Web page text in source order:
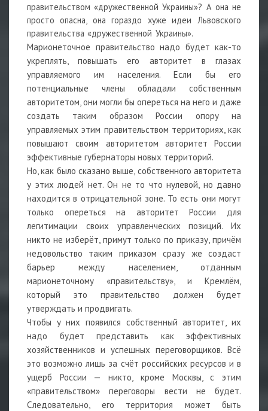
правительством «дружественной Украины»? А она не
просто опасна, она гораздо хуже идеи Львовского
правительства «дружественной Украины».
Марионеточное правительство надо будет как-то
укреплять, повышать его авторитет в глазах
управляемого им населения. Если бы его
потенциальные члены обладали собственным
авторитетом, они могли бы опереться на него и даже
создать таким образом России опору на
управляемых этим правительством территориях, как
повышают своим авторитетом авторитет России
эффективные губернаторы новых территорий.
Но, как было сказано выше, собственного авторитета
у этих людей нет. Он не то что нулевой, но давно
находится в отрицательной зоне. То есть они могут
только опереться на авторитет России для
легитимации своих управленческих позиций. Их
никто не изберёт, примут только по приказу, причём
недовольство таким приказом сразу же создаст
барьер между населением, отданным
марионеточному «правительству», и Кремлём,
который это правительство должен будет
утверждать и продвигать.
Чтобы у них появился собственный авторитет, их
надо будет представить как эффективных
хозяйственников и успешных переговорщиков. Всё
это возможно лишь за счёт российских ресурсов и в
ущерб России — никто, кроме Москвы, с этим
«правительством» переговоры вести не будет.
Следовательно, его территория может быть